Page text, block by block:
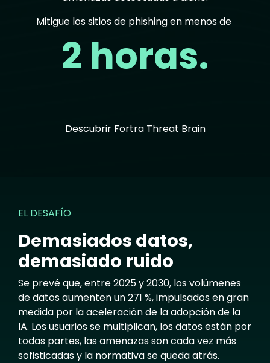
Mitigue los sitios de phishing en menos de
2 horas.
Descubrir Fortra Threat Brain
EL DESAFÍO
Demasiados datos,
demasiado ruido
Se prevé que, entre 2025 y 2030, los volúmenes
de datos aumenten un 271 %, impulsados en gran
medida por la aceleración de la adopción de la
IA. Los usuarios se multiplican, los datos están por
todas partes, las amenazas son cada vez más
sofisticadas y la normativa se queda atrás.